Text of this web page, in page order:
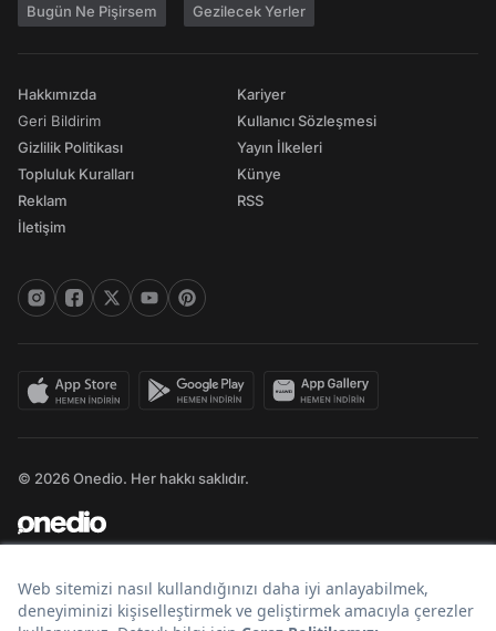
Bugün Ne Pişirsem Gezilecek Yerler
Hakkımızda
Geri Bildirim
Gizlilik Politikası
Topluluk Kuralları
Reklam
İletişim
Kariyer
Kullanıcı Sözleşmesi
Yayın İlkeleri
Künye
RSS
© 2026 Onedio. Her hakkı saklıdır.
Bir markasıdır.